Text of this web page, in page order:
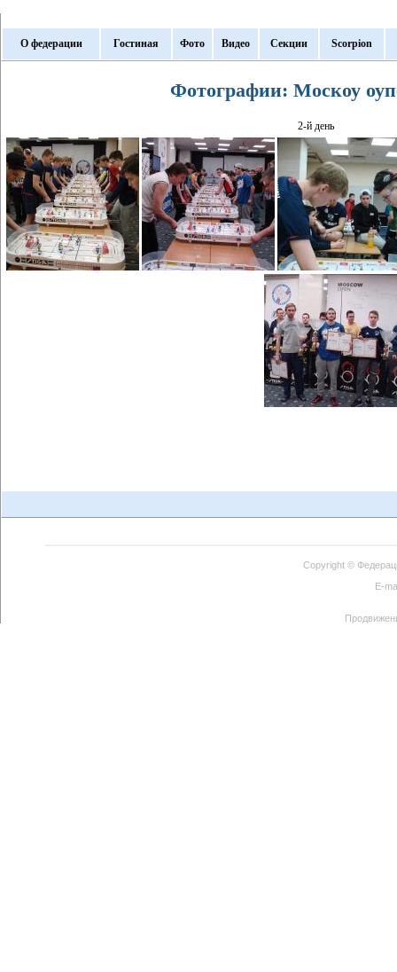
О федерации Гостиная Фото Видео Секции Scorpion
Фотографии: Москоу
2-й день
Copyright ©
E-